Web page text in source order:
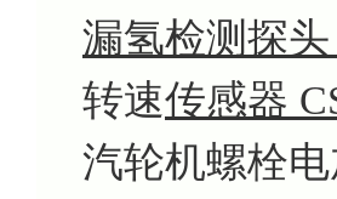
漏氢检测探头
转速传感器
汽轮机螺栓